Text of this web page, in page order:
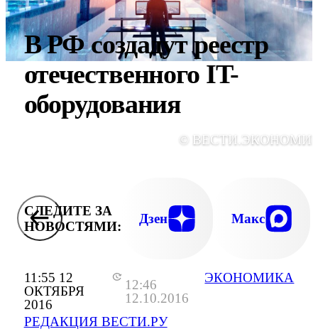
11:55 12
ОКТЯБРЯ
2016
12:46
12.10.2016
РЕДАКЦИЯ ВЕСТИ.РУ
ЭКОНОМИКА
В РФ создадут реестр
отечественного IT-
оборудования
©
СЛЕДИТЕ ЗА
НОВОСТЯМИ:
Дзен Макс